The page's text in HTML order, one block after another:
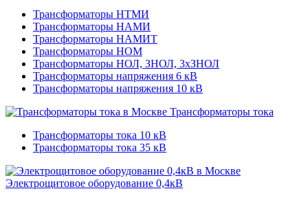
Трансформаторы НТМИ
Трансформаторы НАМИ
Трансформаторы НАМИТ
Трансформаторы НОМ
Трансформаторы НОЛ, ЗНОЛ, 3хЗНОЛ
Трансформаторы напряжения 6 кВ
Трансформаторы напряжения 10 кВ
Трансформаторы тока
Трансформаторы тока 10 кВ
Трансформаторы тока 35 кВ
Электрощитовое оборудование 0,4кВ